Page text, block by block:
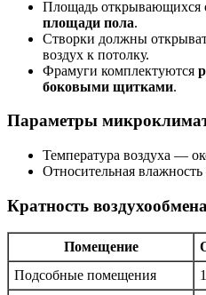
Площадь открывающихся
площади пола.
Створки должны
воздух к потолку.
Фрамуги комплектуются
боковыми щитками.
Параметры
Температура воздуха —
Относительная
Кратность
Помещение
Подсобные помещения
1